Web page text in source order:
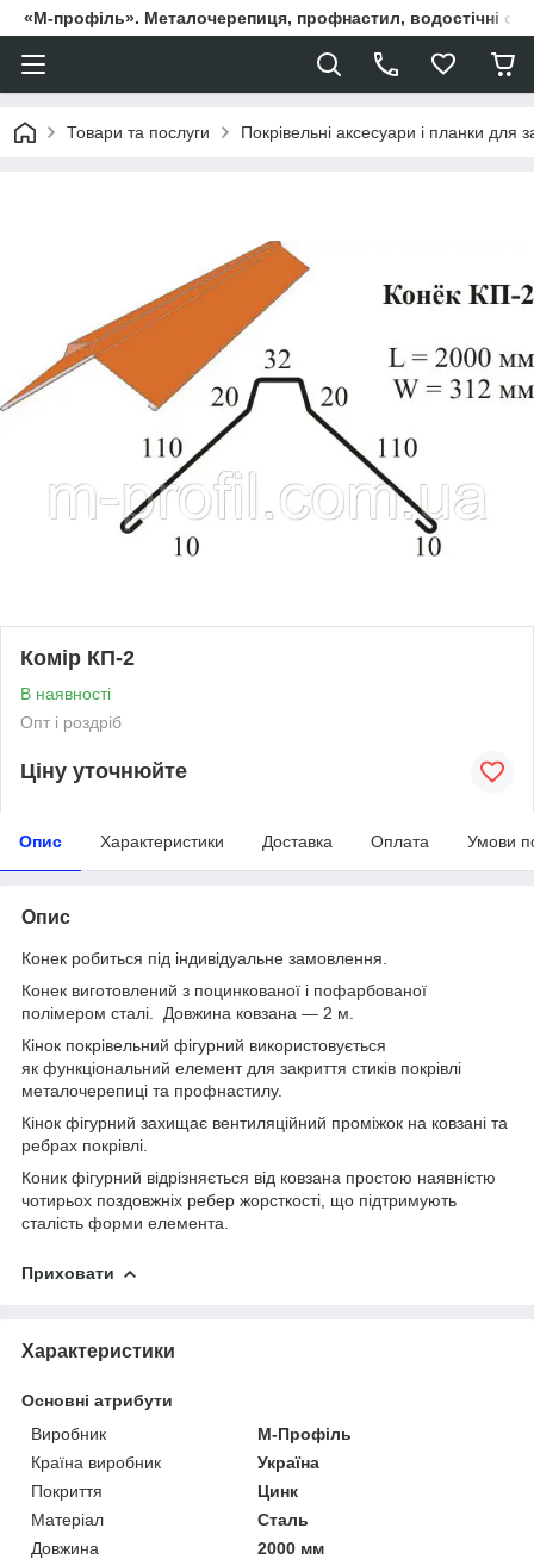
«М-профіль». Металочерепиця, профнастил, водостічні
Товари та послуги Покрівельні аксесуари і планки для
Комір КП-2
В наявності
Опт і роздріб
Ціну уточнюйте
Опис Характеристики Доставка Оплата Умови
Опис
Конек робиться під індивідуальне замовлення.
Конек виготовлений з поцинкованої і пофарбованої
полімером сталі. Довжина ковзана — 2 м.
Кінок покрівельний фігурний використовується
як функціональний елемент для закриття стиків покрівлі
металочерепиці та профнастилу.
Кінок фігурний захищає вентиляційний проміжок на ковзані та
ребрах покрівлі.
Коник фігурний відрізняється від ковзана простою наявністю
чотирьох поздовжніх ребер жорсткості, що підтримують
сталість форми елемента.
Приховати
Характеристики
Основні атрибути
Виробник
М-Профіль
Країна виробник
Україна
Покриття
Цинк
Матеріал
Сталь
Довжина
2000 мм